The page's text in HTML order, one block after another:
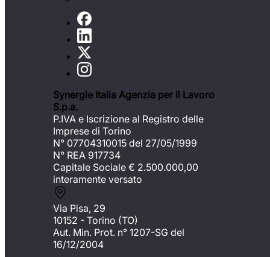
Synergie Italia Agenzia per il Lavoro
S.p.a.
P.IVA e Iscrizione al Registro delle
Imprese di Torino
N° 07704310015 del 27/05/1999
N° REA 917734
Capitale Sociale € 2.500.000,00
interamente versato
Via Pisa, 29
10152 - Torino (TO)
Aut. Min. Prot. n° 1207-SG del
16/12/2004